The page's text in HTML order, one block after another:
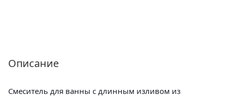
Описание
Смеситель для ванны с длинным изливом из